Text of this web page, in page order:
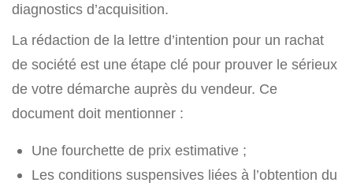
diagnostics d’acquisition.
La rédaction de la lettre d’intention pour un rachat
de société est une étape clé pour prouver le sérieux
de votre démarche auprès du vendeur. Ce
document doit mentionner :
Une fourchette de prix estimative ;
Les conditions suspensives liées à l’obtention du